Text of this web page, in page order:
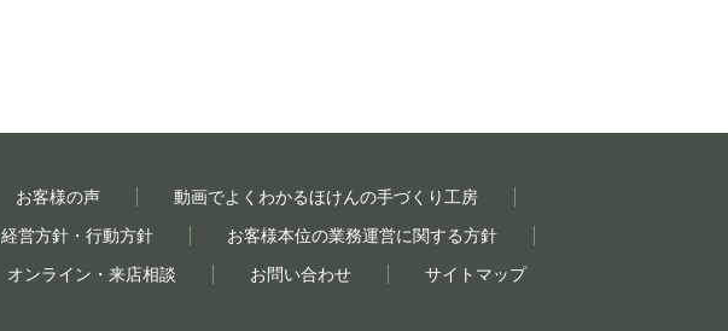
お客様の声
動画でよくわかるほけんの手づくり工房
経営方針・行動方針
お客様本位の業務運営に関する方針
オンライン・来店相談 お問い合わせ サイトマップ